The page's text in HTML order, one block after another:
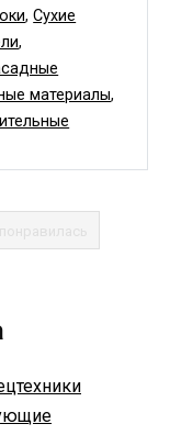
,Сухие
,
материалы,